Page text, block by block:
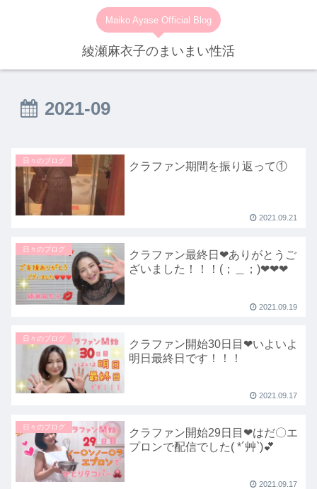
Maiko Ayase Official Blog
綾瀬麻衣子のまいまい性活
2021-09
日々のブログ クラファン期間を振り返って①
2021.09.21
日々のブログ
クラファン最終日❤ありがとうご
ざいました！！！(；＿；)❤❤❤
2021.09.19
日々のブログ
クラファン開始30日目❤いよいよ
明日最終日です！！！
2021.09.17
日々のブログ
クラファン開始29日目❤はだ〇エ
プロンで配信でした( *´艸`)💕
2021.09.17